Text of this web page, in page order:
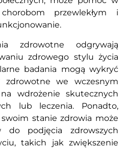
przewlekłym i
zdrowotne odgrywają
zdrowego stylu życia
badania mogą wykryć
zdrowotne we wczesnym
wdrożenie skutecznych
lub leczenia. Ponadto,
stanie zdrowia może
do podjęcia zdrowszych
takich jak zwiększenie